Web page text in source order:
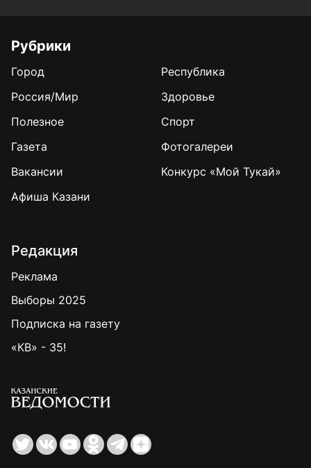
Рубрики
Город
Республика
Россия/Мир
Здоровье
Полезное
Спорт
Газета
Фотогалереи
Вакансии
Конкурс «Мой Тукай»
Афиша Казани
Редакция
Реклама
Выборы 2025
Подписка на газету
«КВ» - 35!